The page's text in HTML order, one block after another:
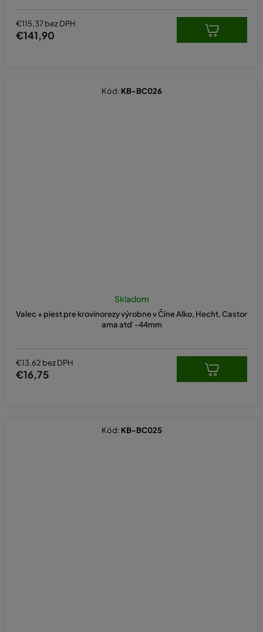
€115,37 bez DPH
€141,90
Valec + piest pre krovinorezy výrobne v Číne Alko, Hecht, Castor
ama atď -44mm
Skladom
€13,62 bez DPH
€16,75
Kód: KB-BC026
Kód: KB-BC025